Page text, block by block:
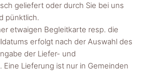
geliefert oder durch Sie bei uns
pünktlich.
etwaigen Begleitkarte resp. die
erfolgt nach der Auswahl des
der Liefer- und
Eine Lieferung ist nur in Gemeinden